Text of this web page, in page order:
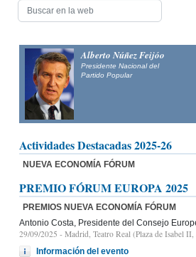
Alberto Núñez Feijóo
Presidente Nacional del
Partido Popular
Actividades Destacadas 2025-26
NUEVA ECONOMÍA FÓRUM
PREMIO FÓRUM EUROPA 2025
PREMIOS NUEVA ECONOMÍA FÓRUM
Antonio Costa, Presidente del Consejo
29/09/2025 - Madrid, Teatro Real (Plaza de Isabel
Información del evento